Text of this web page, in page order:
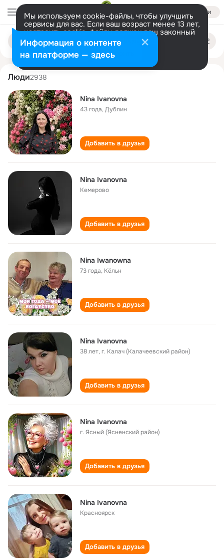
Войти
Мы используем cookie-файлы, чтобы улучшить
сервисы для вас. Если ваш возраст менее 13 лет,
настроить cookie-файлы должен ваш законный
представитель. Больше информации
Разрешить все Настроить
Поиск
людям
nina ivanovna
Люди2938
Nina Ivanovna
43 года,Дублин
Добавить в друзья
Nina Ivanovna
Кемерово
Добавить в друзья
Nina Iwanowna
73 года, Кёльн
Добавить в друзья
Nina Ivanovna
38 лет,г. Калач (Калачеевский район)
Добавить в друзья
Nina Ivanovna
г. Ясный (Ясненский район)
Добавить в друзья
Nina Ivanovna
Красноярск
Добавить в друзья
Информация о контенте
на платформе — здесь